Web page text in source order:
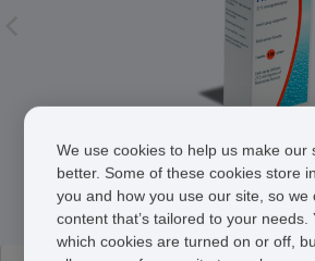
Avamys
Fluticasone Furoate
We use cookies to help us make our
better. Some of these cookies store
you and how you use our site, so we
content that’s tailored to your needs.
which cookies are turned on or off,